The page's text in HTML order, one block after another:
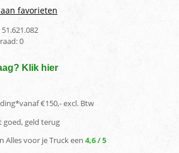
favorieten
51.621.082
0
Klik hier
€150,- excl. Btw
goed, geld terug
Alles voor je Truck een 4,6 / 5